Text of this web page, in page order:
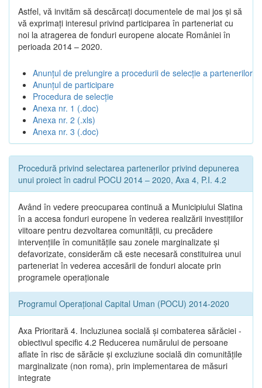
Astfel, vă invităm să descărcați documentele de mai jos și să
vă exprimați interesul privind participarea în parteneriat cu
noi la atragerea de fonduri europene alocate României în
perioada 2014 – 2020.
Anunțul de prelungire a procedurii de selecție a partenerilor
Anunțul de participare
Procedura de selecție
Anexa nr. 1 (.doc)
Anexa nr. 2 (.xls)
Anexa nr. 3 (.doc)
Procedură privind selectarea partenerilor privind depunerea
unui proiect în cadrul POCU 2014 – 2020, Axa 4, P.I. 4.2
Având în vedere preocuparea continuă a Municipiului Slatina
în a accesa fonduri europene în vederea realizării investițiilor
viitoare pentru dezvoltarea comunității, cu precădere
intervențiile în comunitățile sau zonele marginalizate și
defavorizate, considerăm că este necesară constituirea unui
parteneriat în vederea accesării de fonduri alocate prin
programele operaționale
Programul Operațional Capital Uman (POCU) 2014-2020
Axa Prioritară 4. Incluziunea socială și combaterea sărăciei -
obiectivul specific 4.2 Reducerea numărului de persoane
aflate în risc de sărăcie și excluziune socială din comunitățile
marginalizate (non roma), prin implementarea de măsuri
integrate